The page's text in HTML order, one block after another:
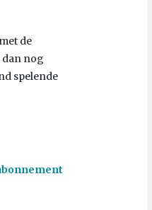
de
dan nog
spelende